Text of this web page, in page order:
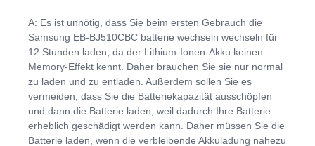
A: Es ist unnötig, dass Sie beim ersten Gebrauch die
Samsung EB-BJ510CBC batterie wechseln wechseln für
12 Stunden laden, da der Lithium-Ionen-Akku keinen
Memory-Effekt kennt. Daher brauchen Sie sie nur normal
zu laden und zu entladen. Außerdem sollen Sie es
vermeiden, dass Sie die Batteriekapazität ausschöpfen
und dann die Batterie laden, weil dadurch Ihre Batterie
erheblich geschädigt werden kann. Daher müssen Sie die
Batterie laden, wenn die verbleibende Akkuladung nahezu